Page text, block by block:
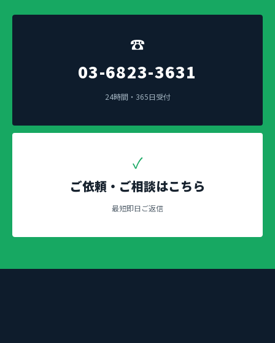
☎
03-6823-3631
24時間・365日受付
✓
ご依頼・ご相談はこちら
最短即日ご返信